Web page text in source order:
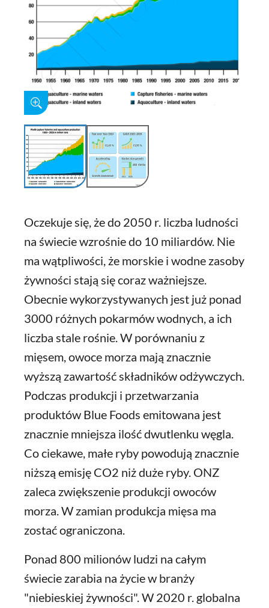
Oczekuje się, że do 2050 r. liczba ludności
na świecie wzrośnie do 10 miliardów. Nie
ma wątpliwości, że morskie i wodne zasoby
żywności stają się coraz ważniejsze.
Obecnie wykorzystywanych jest już ponad
3000 różnych pokarmów wodnych, a ich
liczba stale rośnie. W porównaniu z
mięsem, owoce morza mają znacznie
wyższą zawartość składników odżywczych.
Podczas produkcji i przetwarzania
produktów Blue Foods emitowana jest
znacznie mniejsza ilość dwutlenku węgla.
Co ciekawe, małe ryby powodują znacznie
niższą emisję CO2 niż duże ryby. ONZ
zaleca zwiększenie produkcji owoców
morza. W zamian produkcja mięsa ma
zostać ograniczona.
Ponad 800 milionów ludzi na całym
świecie zarabia na życie w branży
"niebieskiej żywności". W 2020 r. globalna